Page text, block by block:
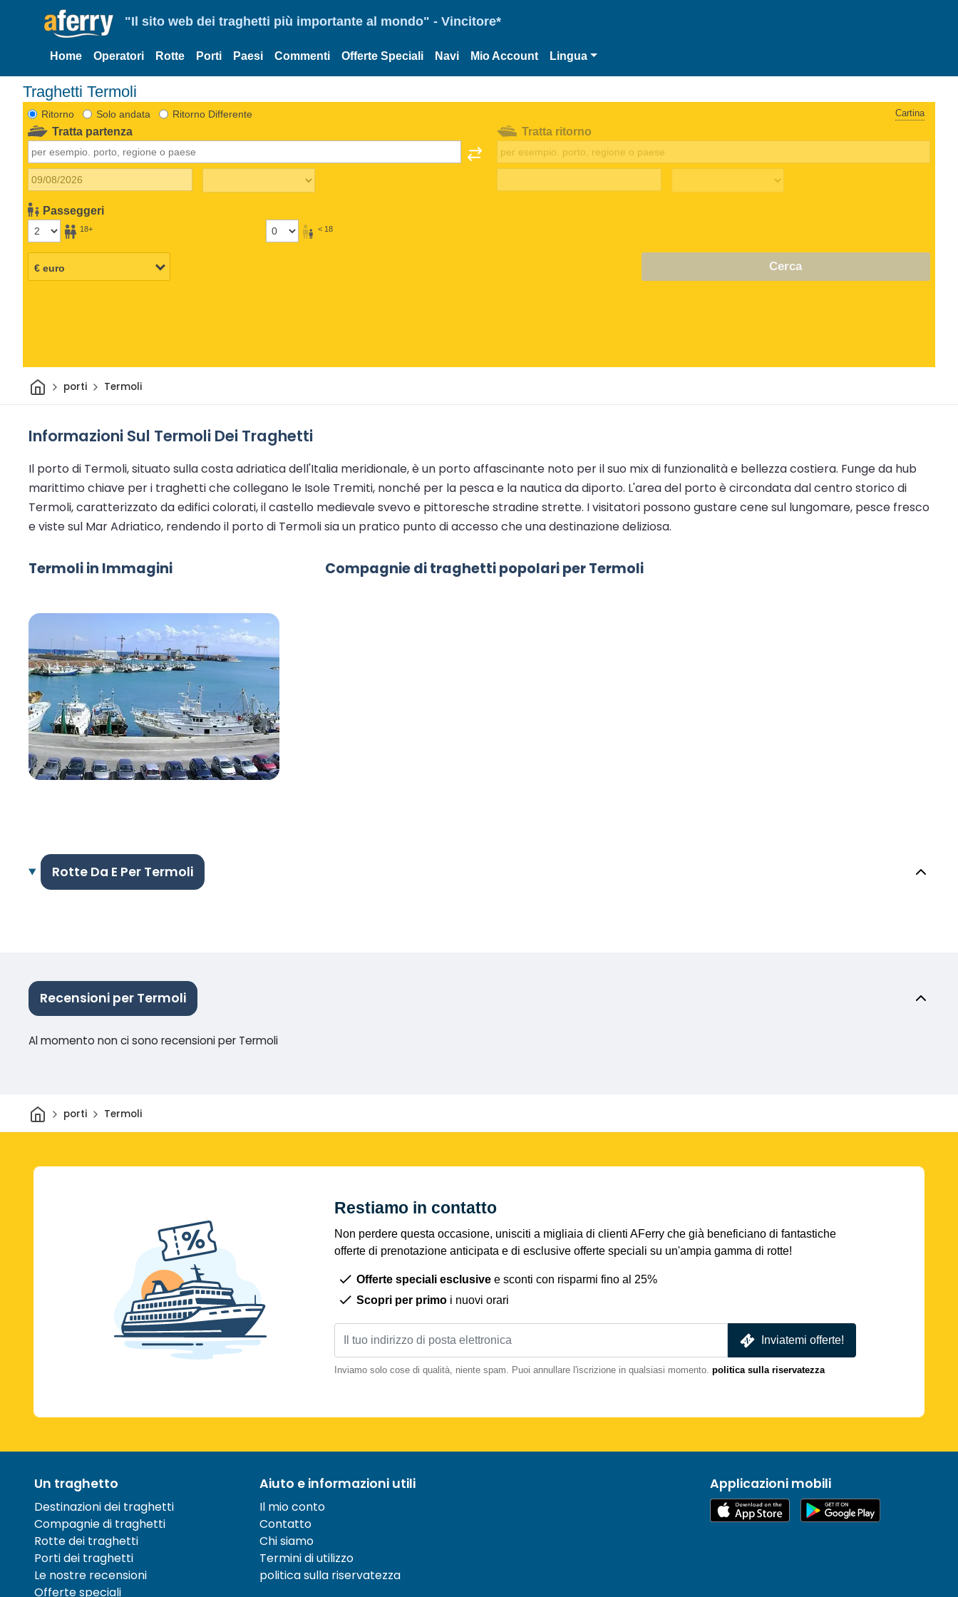
"Il sito web dei traghetti più importante al mondo" - Vincitore*
Home Operatori Rotte Porti Paesi Commenti Offerte Speciali Navi Mio Account Lingua
Traghetti Termoli
Ritorno Solo andata Ritorno Differente Cartina
Tratta partenza
Passeggeri
18+ < 18
Tratta ritorno
Cerca
Casaporti Termoli
Informazioni Sul Termoli Dei Traghetti
Il porto di Termoli, situato sulla costa adriatica dell'Italia meridionale, è un porto affascinante noto per il suo mix di funzionalità e bellezza costiera. Funge da hub
marittimo chiave per i traghetti che collegano le Isole Tremiti, nonché per la pesca e la nautica da diporto. L'area del porto è circondata dal centro storico di
Termoli, caratterizzato da edifici colorati, il castello medievale svevo e pittoresche stradine strette. I visitatori possono gustare cene sul lungomare, pesce fresco
e viste sul Mar Adriatico, rendendo il porto di Termoli sia un pratico punto di accesso che una destinazione deliziosa.
Termoli in Immagini Compagnie di traghetti popolari per Termoli
Rotte Da E Per Termoli
Recensioni per Termoli
Al momento non ci sono recensioni per Termoli
Casaporti Termoli
Restiamo in contatto
Non perdere questa occasione, unisciti a migliaia di clienti AFerry che già beneficiano di fantastiche
offerte di prenotazione anticipata e di esclusive offerte speciali su un'ampia gamma di rotte!
Offerte speciali esclusive e sconti con risparmi fino al 25%
Scopri per primo i nuovi orari
Inviatemi offerte!
Inviamo solo cose di qualità, niente spam. Puoi annullare l'iscrizione in qualsiasi momento. politica sulla riservatezza
Un traghetto
Destinazioni dei traghetti
Compagnie di traghetti
Rotte dei traghetti
Porti dei traghetti
Le nostre recensioni
Offerte speciali
Aiuto e informazioni utili
Il mio conto
Contatto
Chi siamo
Termini di utilizzo
politica sulla riservatezza
Applicazioni mobili